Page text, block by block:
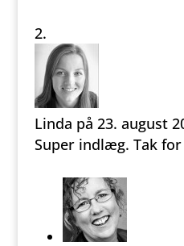
Linda på 23. august
Super indlæg. Tak